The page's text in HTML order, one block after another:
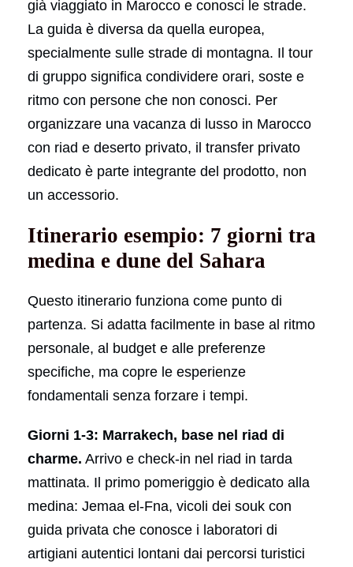
già viaggiato in Marocco e conosci le strade.
La guida è diversa da quella europea,
specialmente sulle strade di montagna. Il tour
di gruppo significa condividere orari, soste e
ritmo con persone che non conosci. Per
organizzare una vacanza di lusso in Marocco
con riad e deserto privato, il transfer privato
dedicato è parte integrante del prodotto, non
un accessorio.
Itinerario esempio: 7 giorni tra
medina e dune del Sahara
Questo itinerario funziona come punto di
partenza. Si adatta facilmente in base al ritmo
personale, al budget e alle preferenze
specifiche, ma copre le esperienze
fondamentali senza forzare i tempi.
Giorni 1-3: Marrakech, base nel riad di
charme. Arrivo e check-in nel riad in tarda
mattinata. Il primo pomeriggio è dedicato alla
medina: Jemaa el-Fna, vicoli dei souk con
guida privata che conosce i laboratori di
artigiani autentici lontani dai percorsi turistici